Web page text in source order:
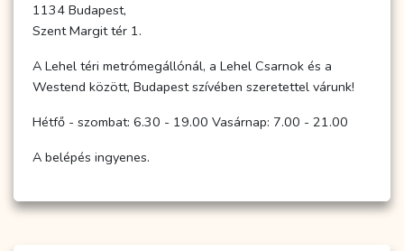
1134 Budapest,
Szent Margit tér 1.
A Lehel téri metrómegállónál, a Lehel Csarnok és a
Westend között, Budapest szívében szeretettel várunk!
Hétfő - szombat: 6.30 - 19.00 Vasárnap: 7.00 - 21.00
A belépés ingyenes.